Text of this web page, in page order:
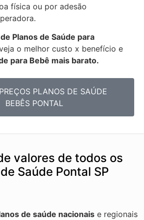
física ou por adesão
Planos de Saúde para
o melhor custo x benefício e
para Bebê mais barato.
PLANOS DE SAÚDE
BEBÊS PONTAL
valores de todos os
Saúde Pontal SP
de saúde nacionaise regionais